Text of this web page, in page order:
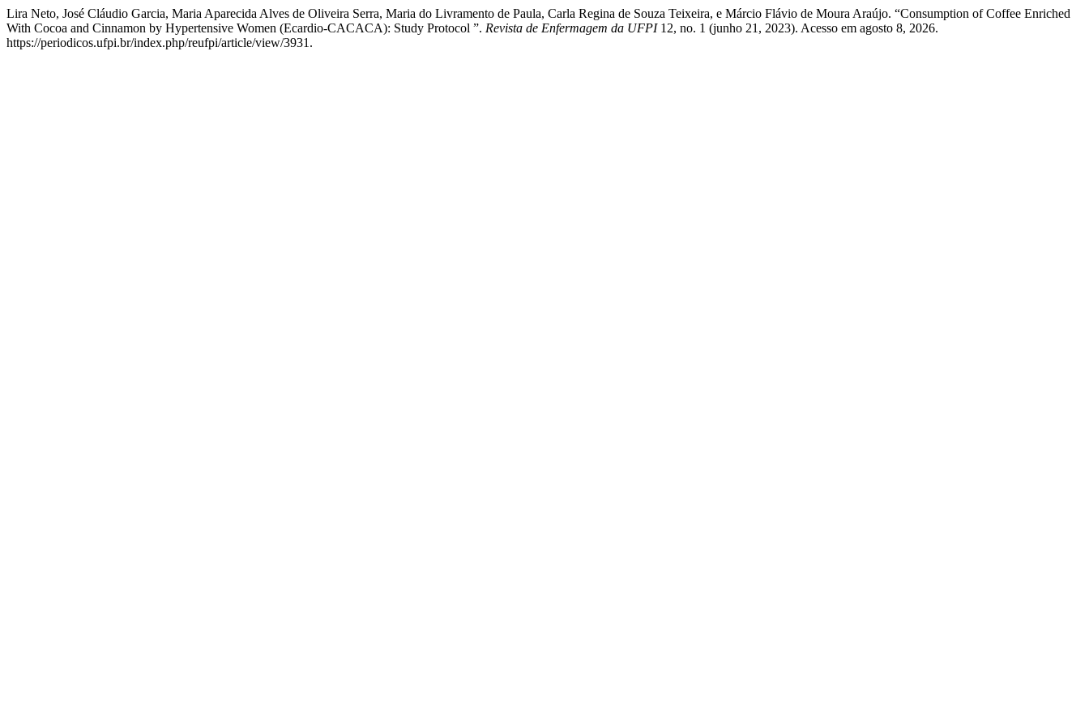
Lira Neto, José Cláudio Garcia, Maria Aparecida Alves de Oliveira Serra, Maria do Livramento de Paula, Carla Regina de Souza Teixeira, e Márcio Flávio de Moura Araújo. “Consumption of Coffee Enriched
With Cocoa and Cinnamon by Hypertensive Women (Ecardio-CACACA): Study Protocol ”. Revista de Enfermagem da UFPI12, no. 1 (junho 21, 2023). Acesso em agosto 8, 2026.
https://periodicos.ufpi.br/index.php/reufpi/article/view/3931.